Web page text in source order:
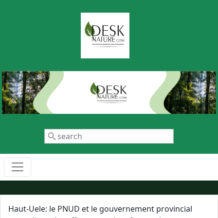
Haut-Uele: le PNUD et le gouvernement provincial